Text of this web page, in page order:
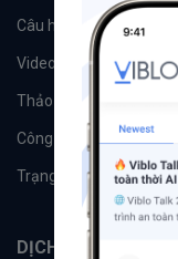
Câu hỏi
Videos
Thảo luận
Công cụ
Trạng thái hệ thống
DỊCH VỤ